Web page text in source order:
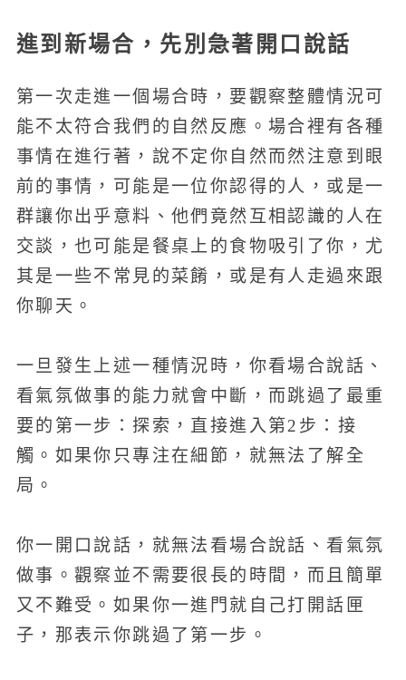
進到新場合，先別急著開口說話
第一次走進一個場合時，要觀察整體情況可
能不太符合我們的自然反應。場合裡有各種
事情在進行著，說不定你自然而然注意到眼
前的事情，可能是一位你認得的人，或是一
群讓你出乎意料、他們竟然互相認識的人在
交談，也可能是餐桌上的食物吸引了你，尤
其是一些不常見的菜餚，或是有人走過來跟
你聊天。
一旦發生上述一種情況時，你看場合說話、
看氣氛做事的能力就會中斷，而跳過了最重
要的第一步：探索，直接進入第2步：接
觸。如果你只專注在細節，就無法了解全
局。
你一開口說話，就無法看場合說話、看氣氛
做事。觀察並不需要很長的時間，而且簡單
又不難受。如果你一進門就自己打開話匣
子，那表示你跳過了第一步。